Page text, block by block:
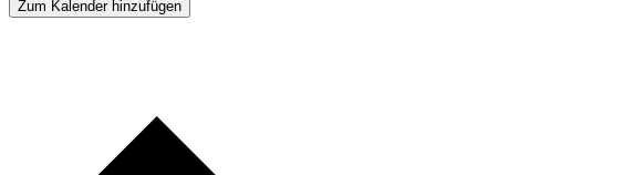
Zum Kalender hinzufügen